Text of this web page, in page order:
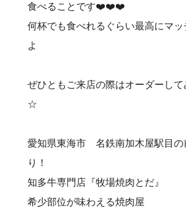
食べることです❤️‍❤️‍❤️‍
何杯でも食べれるぐらい最高にマ
よ
ぜひともご来店の際はオーダーし
☆
愛知県東海市 名鉄南加木屋駅目
り！⠀
知多牛専門店『牧場焼肉とだ』⠀
希少部位が味わえる焼肉屋⠀